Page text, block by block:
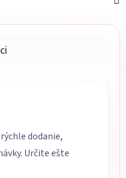
dodanie,
Určite ešte